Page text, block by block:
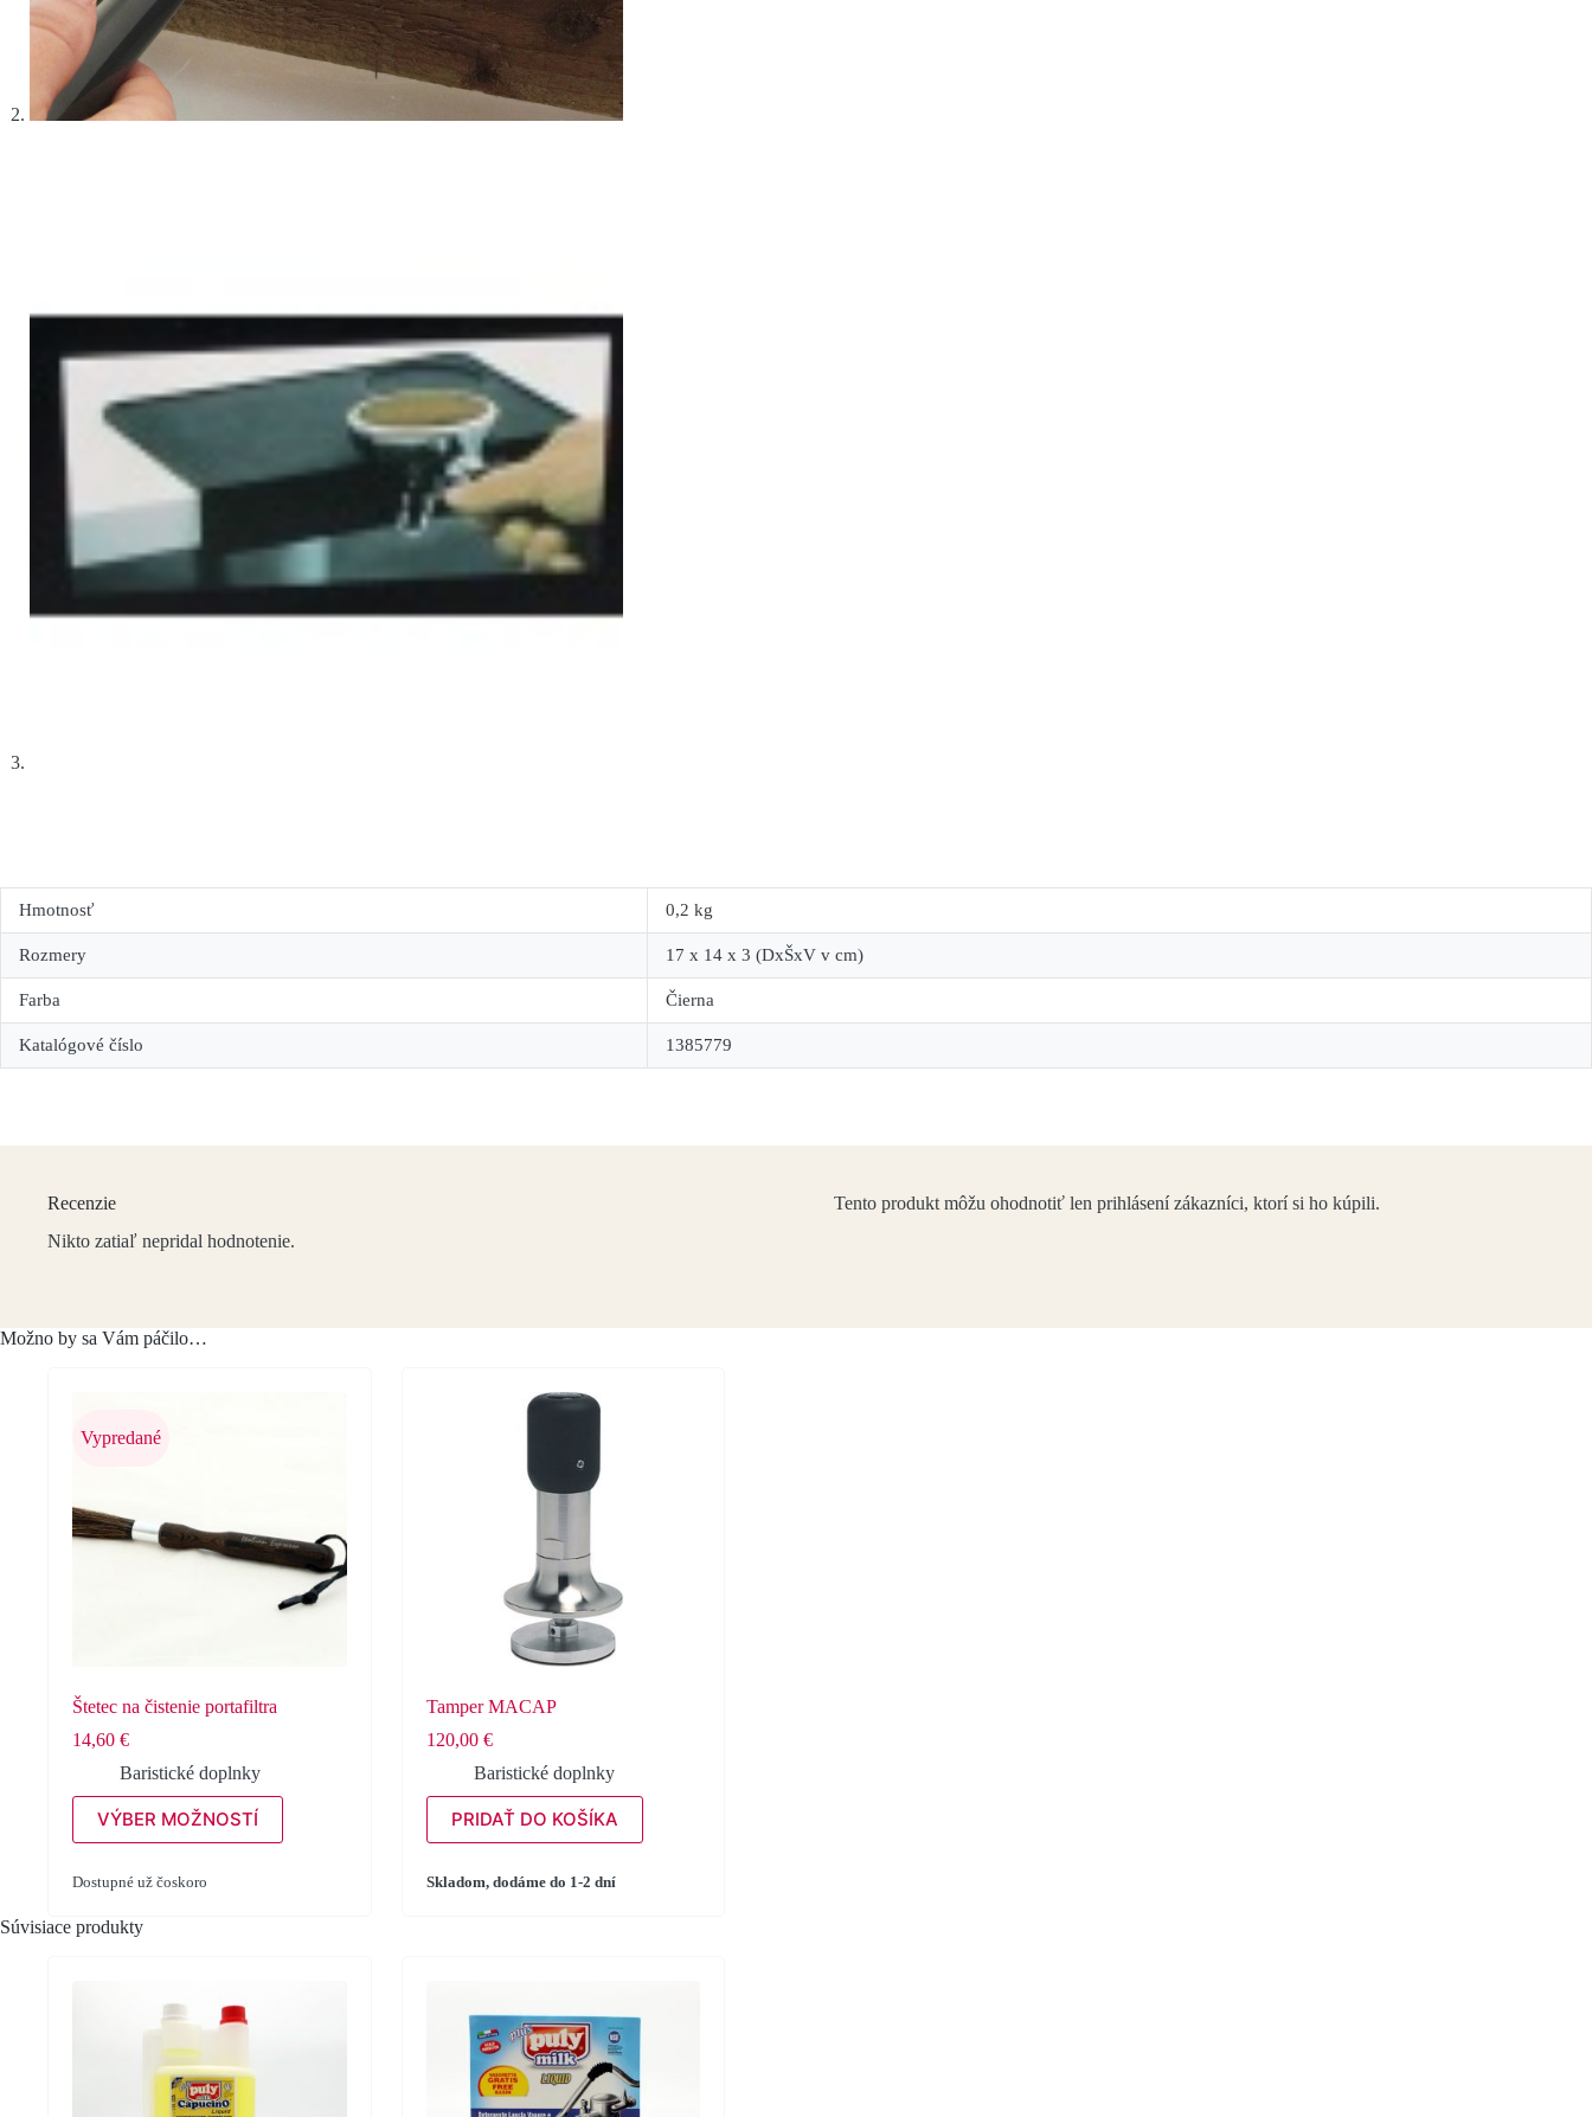
Hmotnosť 0,2 kg
Rozmery 17 x 14 x 3 (DxŠxV v cm)
Farba Čierna
Katalógové číslo 1385779
Recenzie
Nikto zatiaľ nepridal hodnotenie.
Tento produkt môžu ohodnotiť len prihlásení zákazníci, ktorí si ho kúpili.
Možno by sa Vám páčilo…
Vypredané
Štetec na čistenie portafiltra
14,60 €
Baristické doplnky
VÝBER MOŽNOSTÍ
Tento
produkt
má
variantov.
si
Dostupné už čoskoro
Tamper MACAP
120,00 €
Baristické doplnky
PRIDAŤ DO KOŠÍKA
Skladom, dodáme do 1-2 dní
Súvisiace produkty